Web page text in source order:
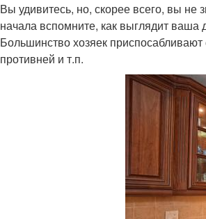
Вы удивитесь, но, скорее всего, вы
начала вспомните, как выглядит
Большинство хозяек
противней и т.п.